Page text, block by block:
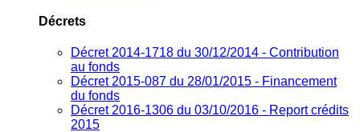
Décrets
Décret 2014-1718 du 30/12/2014 - Contribution
au fonds
Décret 2015-087 du 28/01/2015 - Financement
du fonds
Décret 2016-1306 du 03/10/2016 - Report crédits
2015